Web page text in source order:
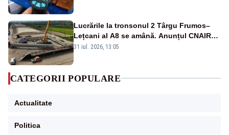
Lucrările la tronsonul 2 Târgu Frumos–
Lețcani al A8 se amână. Anunțul CNAIR
privind atribuirea contractului
31 iul. 2026, 13:05
CATEGORII POPULARE
Actualitate
Politica